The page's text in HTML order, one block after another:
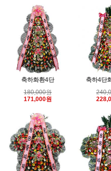
축하화환4단
180,000원
171,000원
축하4단